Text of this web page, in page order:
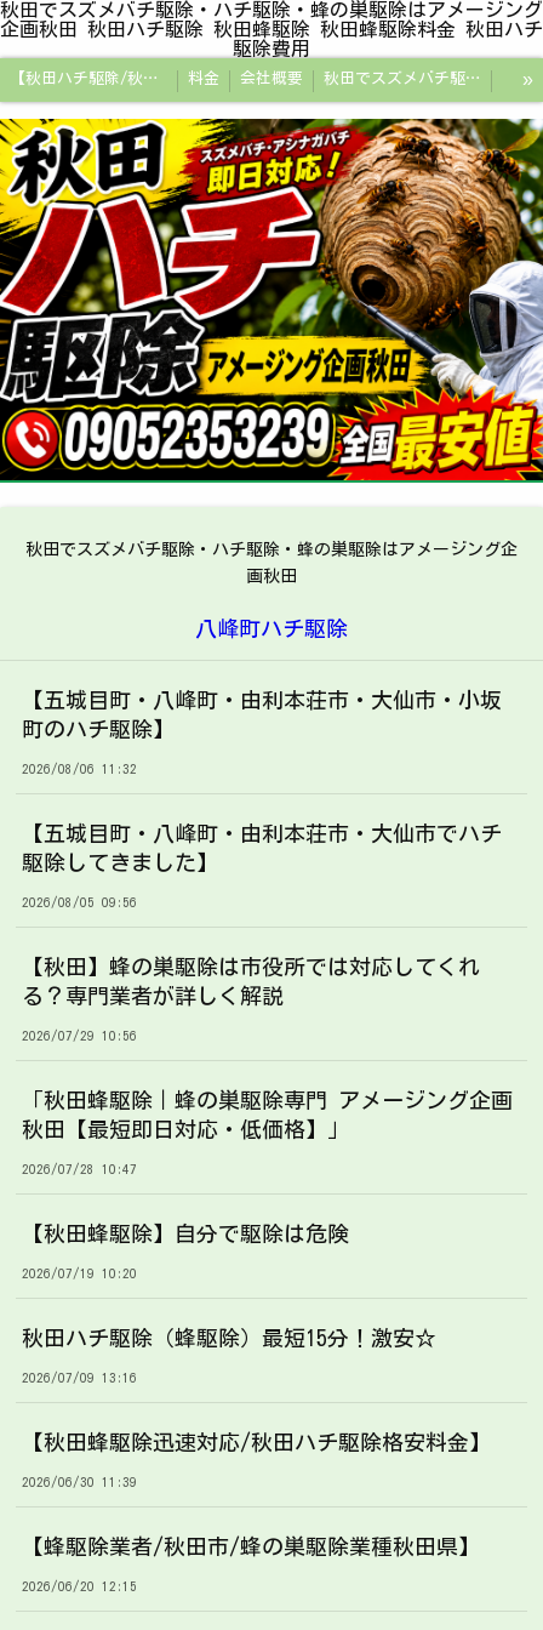
秋田でスズメバチ駆除・ハチ駆除・蜂の巣駆除はアメージング
企画秋田 秋田ハチ駆除 秋田蜂駆除 秋田蜂駆除料金 秋田ハチ
駆除費用
【秋田ハチ駆除/秋田蜂駆除/スズメバチの巣/ハチの巣専門プロ】 料金 会社概要 秋田でスズメバチ駆除・ハチ駆除・蜂の巣駆除はアメージング企画秋田
秋田県の蜂駆除料金・蜂の巣駆除の相場【全国平均と比較】 秋田探偵/秋田県浮気調査/秋田市万引きGメン
秋田便利屋アメージング企画秋田
»
秋田でスズメバチ駆除・ハチ駆除・蜂の巣駆除はアメージング企
画秋田
八峰町ハチ駆除
【五城目町・八峰町・由利本荘市・大仙市・小坂
町のハチ駆除】
2026/08/06 11:32
【五城目町・八峰町・由利本荘市・大仙市でハチ
駆除してきました】
2026/08/05 09:56
【秋田】蜂の巣駆除は市役所では対応してくれ
る？専門業者が詳しく解説
2026/07/29 10:56
「秋田蜂駆除｜蜂の巣駆除専門 アメージング企画
秋田【最短即日対応・低価格】」
2026/07/28 10:47
【秋田蜂駆除】自分で駆除は危険
2026/07/19 10:20
秋田ハチ駆除（蜂駆除）最短15分！激安☆
2026/07/09 13:16
【秋田蜂駆除迅速対応/秋田ハチ駆除格安料金】
2026/06/30 11:39
【蜂駆除業者/秋田市/蜂の巣駆除業種秋田県】
2026/06/20 12:15